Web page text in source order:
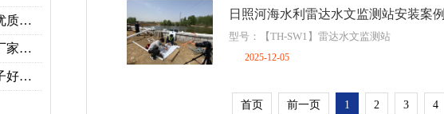
防汛型翻斗雨量传感器优质厂家 TOP5 榜首
2026便携式综合气象站厂家排行！应急临时建站首选双品牌
鸟类性别检测仪哪个牌子好？2026禽类性别快速鉴别设备品牌推荐
日照河海水利雷达水文监测站安装案例
型号：【TH-SW1】雷达水文监测站
2025-12-05
首页 前一页 1 2 3 4